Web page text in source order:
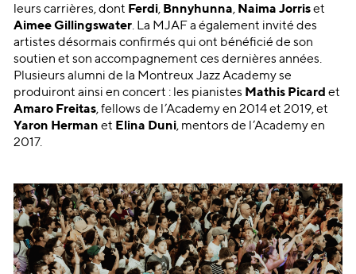
leurs carrières, dont Ferdi, Bnnyhunna, Naima Jorriset
Aimee Gillingswater. La MJAF a également invité des
artistes désormais confirmés qui ont bénéficié de son
soutien et son accompagnement ces dernières années.
Plusieurs alumni de la Montreux Jazz Academy se
produiront ainsi en concert : les pianistes Mathis Picard et
Amaro Freitas, fellows de l’Academy en 2014 et 2019, et
Yaron Herman et Elina Duni, mentors de l’Academy en
2017.